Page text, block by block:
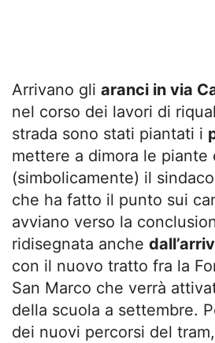
Arrivano gli aranci in via
nel corso dei lavori di
strada sono stati piantati i
mettere a dimora le piante
(simbolicamente) il
che ha fatto il punto sui
avviano verso la
ridisegnata anche
con il nuovo tratto fra la
San Marco che verrà
della scuola a settembre.
dei nuovi percorsi del